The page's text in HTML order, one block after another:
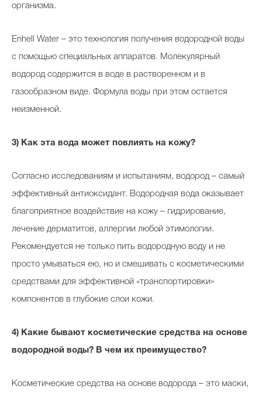
организма.
Enhell Water – это технология получения водородной воды
с помощью специальных аппаратов. Молекулярный
водород содержится в воде в растворенном и в
газообразном виде. Формула воды при этом остается
неизменной.
3) Как эта вода может повлиять на кожу?
Согласно исследованиям и испытаниям, водород – самый
эффективный антиоксидант. Водородная вода оказывает
благоприятное воздействие на кожу – гидрирование,
лечение дерматитов, аллергии любой этимологии.
Рекомендуется не только пить водородную воду и не
просто умываться ею, но и смешивать с косметическими
средствами для эффективной «транспортировки»
компонентов в глубокие слои кожи.
4) Какие бывают косметические средства на основе
водородной воды? В чем их преимущество?
Косметические средства на основе водорода – это маски,